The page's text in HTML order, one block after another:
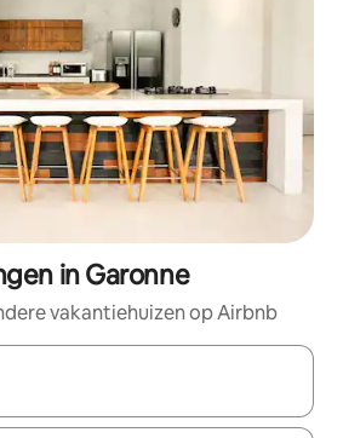
in Garonne
vakantiehuizen op Airbnb
beschikbaar zijn, maak je een keuze